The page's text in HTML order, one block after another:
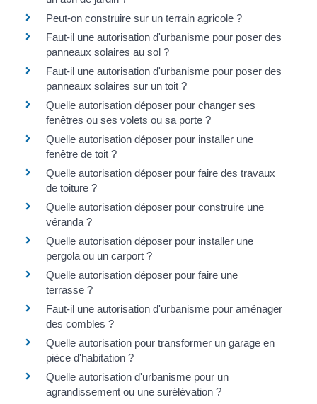
Peut-on construire sur un terrain agricole ?
Faut-il une autorisation d'urbanisme pour poser des
panneaux solaires au sol ?
Faut-il une autorisation d'urbanisme pour poser des
panneaux solaires sur un toit ?
Quelle autorisation déposer pour changer ses
fenêtres ou ses volets ou sa porte ?
Quelle autorisation déposer pour installer une
fenêtre de toit ?
Quelle autorisation déposer pour faire des travaux
de toiture ?
Quelle autorisation déposer pour construire une
véranda ?
Quelle autorisation déposer pour installer une
pergola ou un carport ?
Quelle autorisation déposer pour faire une
terrasse ?
Faut-il une autorisation d'urbanisme pour aménager
des combles ?
Quelle autorisation pour transformer un garage en
pièce d'habitation ?
Quelle autorisation d'urbanisme pour un
agrandissement ou une surélévation ?